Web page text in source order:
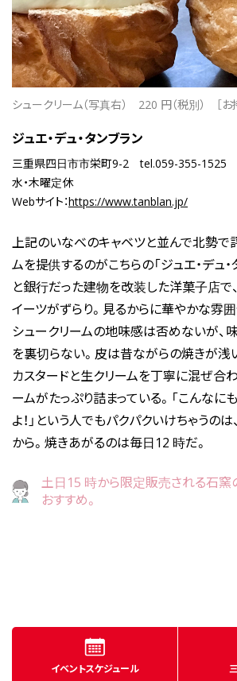
シュークリーム（写真右） 220 円（税別） ［
ジュエ・デュ・タンブラン
三重県四日市市栄町9-2 tel.059-355-1525
水・木曜定休
Webサイト：https://www.tanblan.jp/
上記のいなべのキャベツと並んで北勢で
ムを提供するのがこちらの「ジュエ・デュ・
と銀行だった建物を改装した洋菓子店で
イーツがずらり。見るからに華やかな雰囲
シュークリームの地味感は否めないが、
を裏切らない。皮は昔ながらの焼きが浅
カスタードと生クリームを丁寧に混ぜ合
ームがたっぷり詰まっている。「こんなに
よ！」という人でもパクパクいけちゃうの
から。焼きあがるのは毎日12 時だ。
土日15 時から限定販売される石窯
おすすめ。
イベントスケジュール